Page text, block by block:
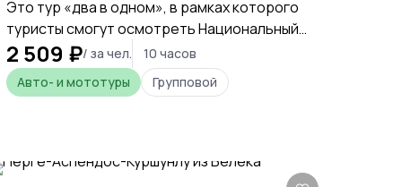
Это тур «два в одном», в рамках которого
туристы смогут осмотреть Национальный
парк Кепрюлю с помощью поездки на
квадроциклах и рафтах. Это экскурсия
прекрасный вариант незабываемого
прелести активного отдыха.
2 509 ₽/ за чел.
10 часов
Авто- и мототуры
Групповой